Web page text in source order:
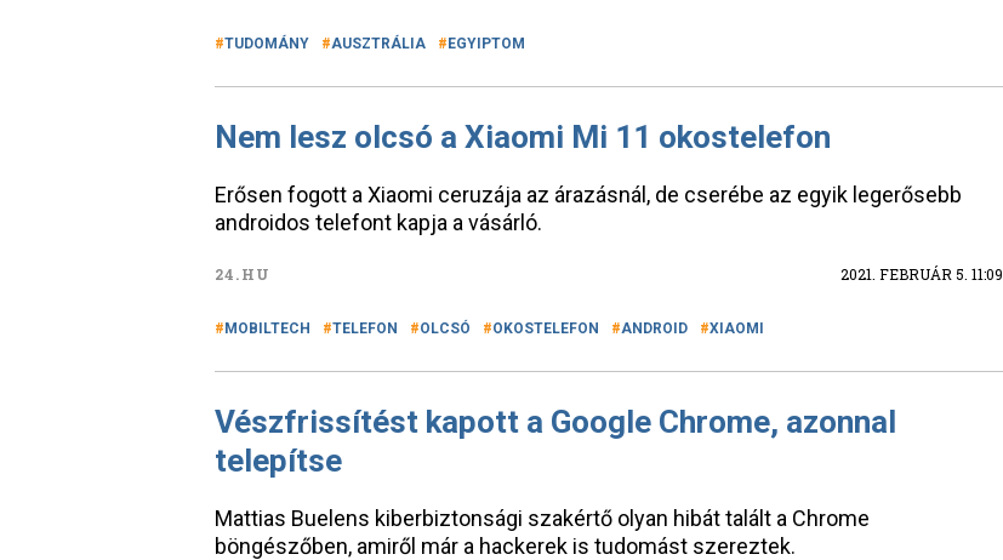
TUDOMÁNY AUSZTRÁLIA EGYIPTOM
Nem lesz olcsó a Xiaomi Mi 11 okostelefon
Erősen fogott a Xiaomi ceruzája az árazásnál, de cserébe az egyik legerősebb
androidos telefont kapja a vásárló.
24.HU 2021. FEBRUÁR 5. 11:09
MOBILTECH TELEFON OLCSÓ OKOSTELEFON ANDROID XIAOMI
Vészfrissítést kapott a Google Chrome, azonnal
telepítse
Mattias Buelens kiberbiztonsági szakértő olyan hibát talált a Chrome
böngészőben, amiről már a hackerek is tudomást szereztek.